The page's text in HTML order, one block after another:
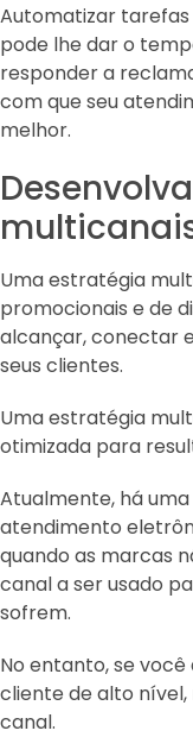
Automatizar
pode lhe dar o
responder a
com que seu
melhor.
Uma estratégia
promocionais e de
alcançar, conectar
seus clientes.
Uma estratégia
otimizada para
Atualmente, há
atendimento
quando as marcas
canal a ser usado
sofrem.
No entanto, se
cliente de alto
canal.